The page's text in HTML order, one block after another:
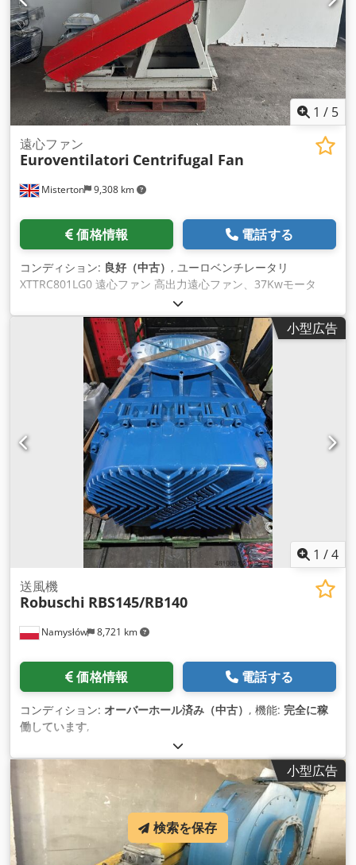
1 / 5
Misterton 9,308 km
遠心ファン
Euroventilatori Centrifugal Fan
価格情報 電話する
コンディション: 良好（中古） , ユーロベンチレータリ
XTTRC801LG0 遠心ファン 高出力遠心ファン、37Kwモータ
ー、3相でスタンドに取り付け Csdpfx Akotwdq Tetjrf
小型広告
1 /4
Namysłów 8,721 km
送風機
Robuschi RBS145/RB140
価格情報 電話する
コンディション: オーバーホール済み（中古） , 機能: 完全に稼
働しています,
小型広告
検索を保存